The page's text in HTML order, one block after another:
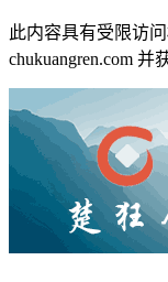
此内容具有受限访
chukuangren.com 并